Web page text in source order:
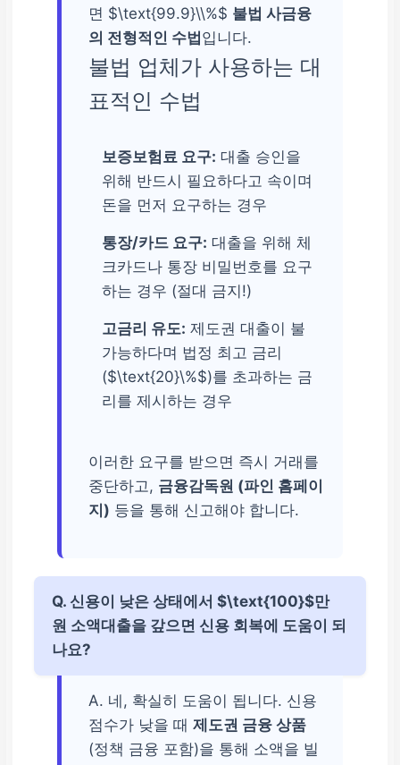
면 $\text{99.9}\\%$ 불법 사금융
의 전형적인 수법 입니다.
불법 업체가 사용하는 대
표적인 수법
보증보험료 요구: 대출 승인을
위해 반드시 필요하다고 속이며
돈을 먼저 요구하는 경우
통장/카드 요구: 대출을 위해 체
크카드나 통장 비밀번호를 요구
하는 경우 (절대 금지!)
고금리 유도: 제도권 대출이 불
가능하다며 법정 최고 금리
($\text{20}\%$)를 초과하는 금
리를 제시하는 경우
이러한 요구를 받으면 즉시 거래를
중단하고, 금융감독원 (파인 홈페이
지) 등을 통해 신고해야 합니다.
Q. 신용이 낮은 상태에서 $\text{100}$만
원 소액대출을 갚으면 신용 회복에 도움이 되
나요?
A. 네, 확실히 도움이 됩니다. 신용
점수가 낮을 때 제도권 금융 상품
(정책 금융 포함)을 통해 소액을 빌